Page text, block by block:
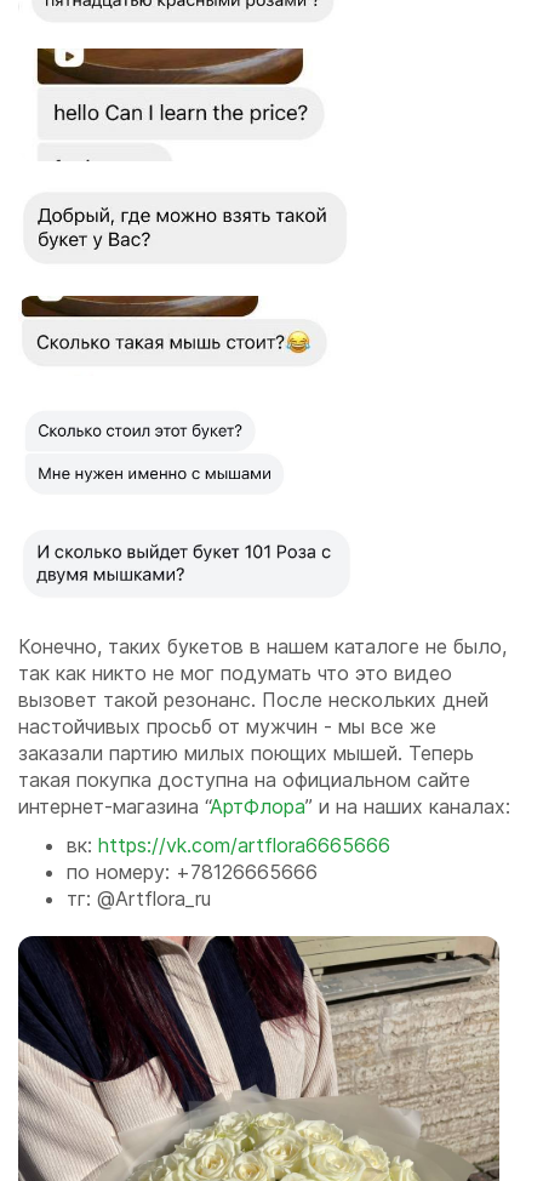
Конечно, таких букетов в нашем каталоге не было,
так как никто не мог подумать что это видео
вызовет такой резонанс. После нескольких дней
настойчивых просьб от мужчин - мы все же
заказали партию милых поющих мышей. Теперь
такая покупка доступна на официальном сайте
интернет-магазина “АртФлора” и на наших каналах:
вк: https://vk.com/artflora6665666
по номеру: +78126665666
тг: @Artflora_ru